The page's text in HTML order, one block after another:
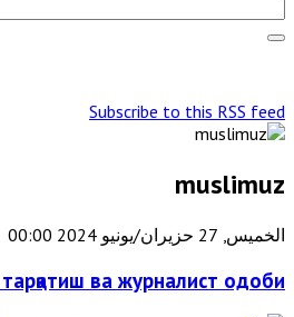
Subscribe to this RSS feed
muslimuz
الخميس, 27 حزيران/يونيو 2024 00:00
ва журналист одоби